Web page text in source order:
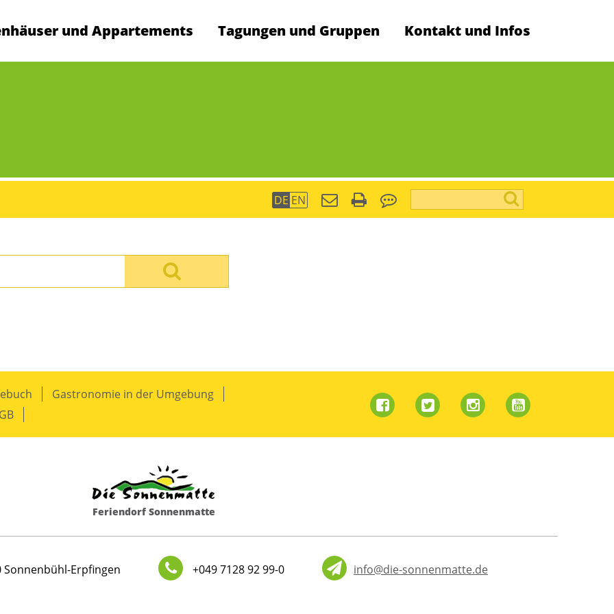
und Appartements Tagungen und Gruppen Kontakt und Infos
DE EN Suchbegriffe
Gastronomie in der Umgebung
Feriendorf Sonnenmatte
Sonnenbühl-Erpfingen +049 7128 92 99-0 info@die-sonnenmatte.de